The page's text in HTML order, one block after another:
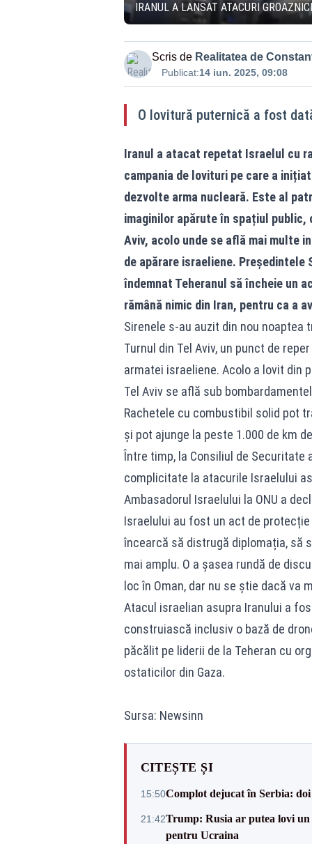
IRANUL A LANSAT ATACURI
Scris de Realitatea de
Publicat:14 iun. 2025, 09:08
O lovitură puternică a fost
Iranul a atacat repetat Israelul cu
campania de lovituri pe care a
dezvolte arma nucleară. Este al
imaginilor apărute în spațiul
Aviv, acolo unde se află mai
de apărare israeliene. Președintele
îndemnat Teheranul să încheie un
rămână nimic din Iran, pentru ca a
Sirenele s-au auzit din nou
Turnul din Tel Aviv, un punct de
armatei israeliene. Acolo a lovit din
Tel Aviv se află sub
Rachetele cu combustibil solid pot
şi pot ajunge la peste 1.000 de km
Între timp, la Consiliul de Securitate
complicitate la atacurile Israelului
Ambasadorul Israelului la ONU a
Israelului au fost un act de
încearcă să distrugă diplomația, să
mai amplu. O a şasea rundă de
loc în Oman, dar nu se știe dacă va
Atacul israelian asupra Iranului a
construiască inclusiv o bază de
păcălit pe liderii de la Teheran cu
ostaticilor din Gaza.
Sursa: Newsinn
CITEȘTE ȘI
15:50Complot dejucat în Serbia:
21:42Trump: Rusia ar putea lovi un
pentru Ucraina